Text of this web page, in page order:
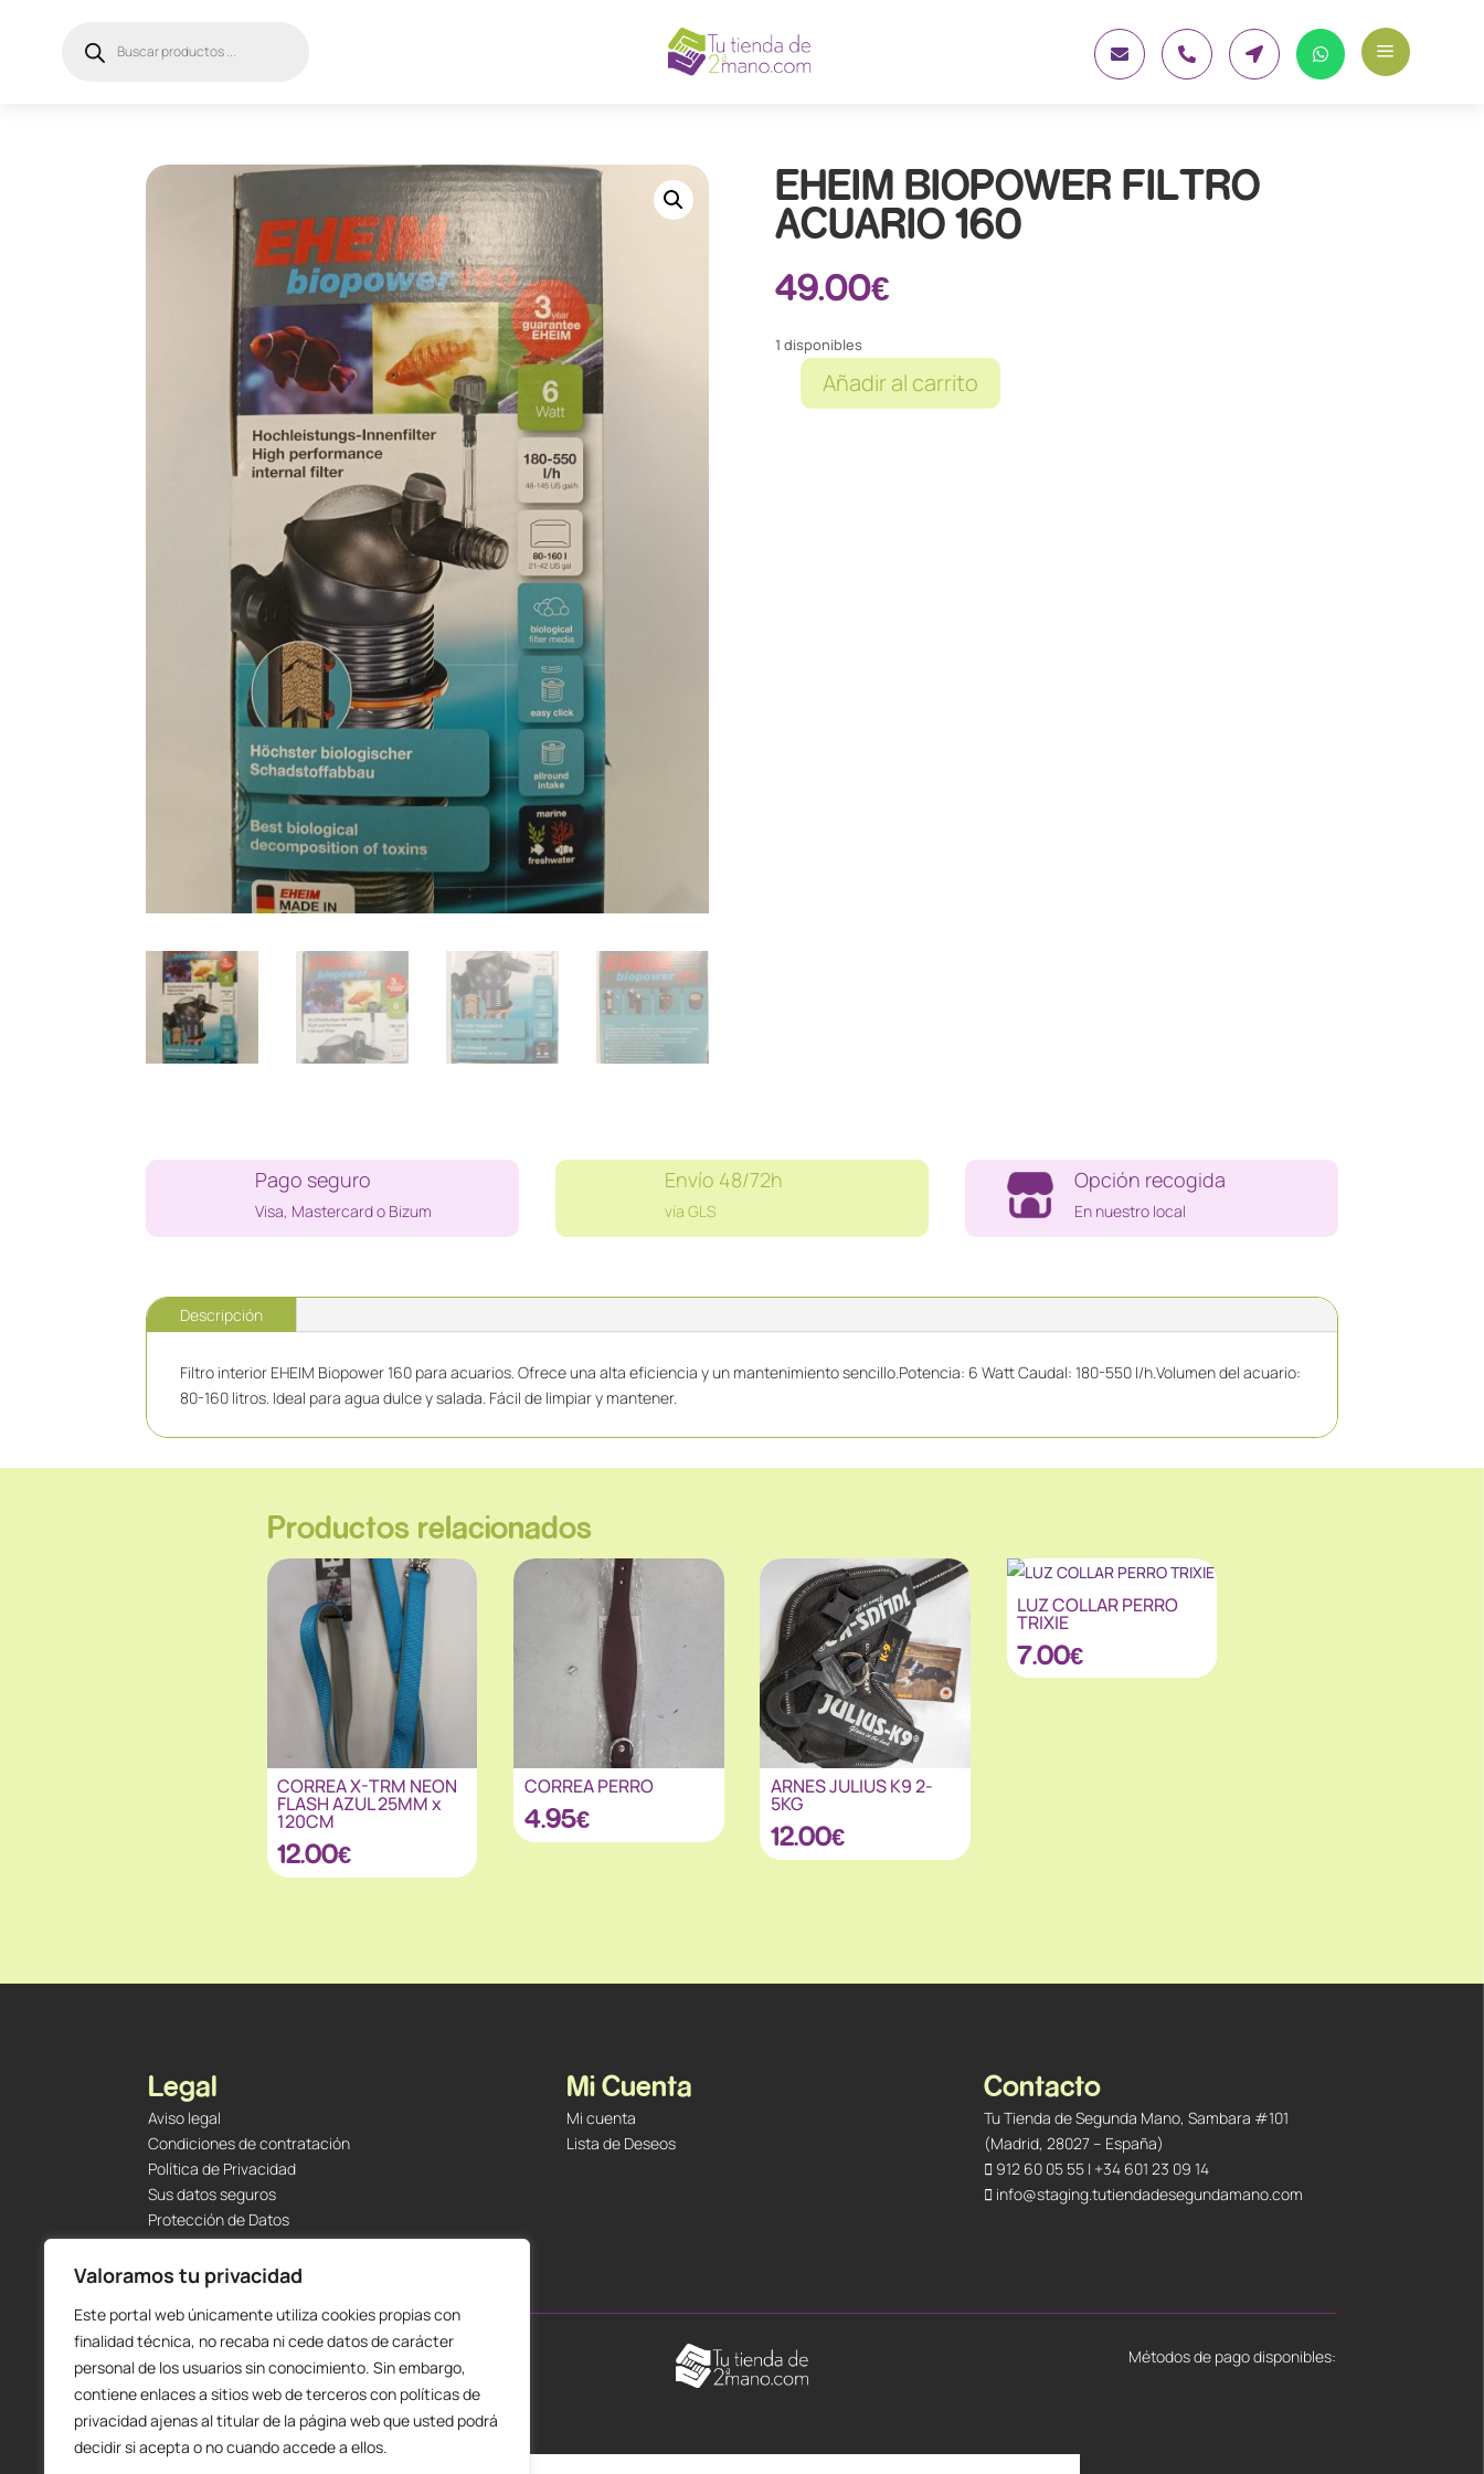
Valoramos tu privacidad
Este portal web únicamente utiliza cookies propias con
finalidad técnica, no recaba ni cede datos de carácter
personal de los usuarios sin conocimiento. Sin embargo,
contiene enlaces a sitios web de terceros con políticas de
privacidad ajenas al titular de la página web que usted podrá
decidir si acepta o no cuando accede a ellos.
productos     a
EHEIM BIOPOWER FILTRO
ACUARIO 160
49.00€
1 disponibles
EHEIM
Añadir al carrito
Pago seguro
Visa, Mastercard o Bizum
Envío 48/72h
vía GLS
Opción recogida
En nuestro local
Descripción
Filtro interior EHEIM Biopower 160 para acuarios. Ofrece una alta eficiencia y un mantenimiento sencillo.Potencia: 6 Watt Caudal: 180-550 l/h.Volumen del acuario:
80-160 litros. Ideal para agua dulce y salada. Fácil de limpiar y mantener.
Productos relacionados
CORREA X-TRM NEON
FLASH AZUL 25MM x
120CM
12.00€
CORREA PERRO
4.95€
ARNES JULIUS K9 2-
5KG
12.00€
LUZ COLLAR PERRO
TRIXIE
7.00€
Legal
Aviso legal
Condiciones de contratación
Política de Privacidad
Sus datos seguros
Protección de Datos
Política de Cookies
Envíos y Devoluciones
Mi Cuenta
Mi cuenta
Lista de Deseos
Contacto
Tu Tienda de Segunda Mano, Sambara #101
(Madrid, 28027 – España)
912 60 05 55| +34 601 23 09 14
info@staging.tutiendadesegundamano.com
Métodos de pago disponibles: